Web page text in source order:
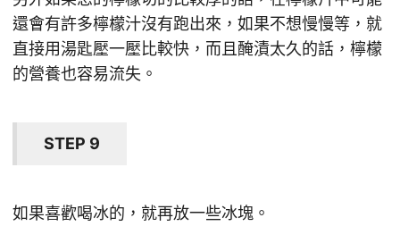
還會有許多檸檬汁沒有跑出來，如果不想慢慢等，就
直接用湯匙壓一壓比較快，而且醃漬太久的話，檸檬
的營養也容易流失。
STEP 9
如果喜歡喝冰的，就再放一些冰塊。